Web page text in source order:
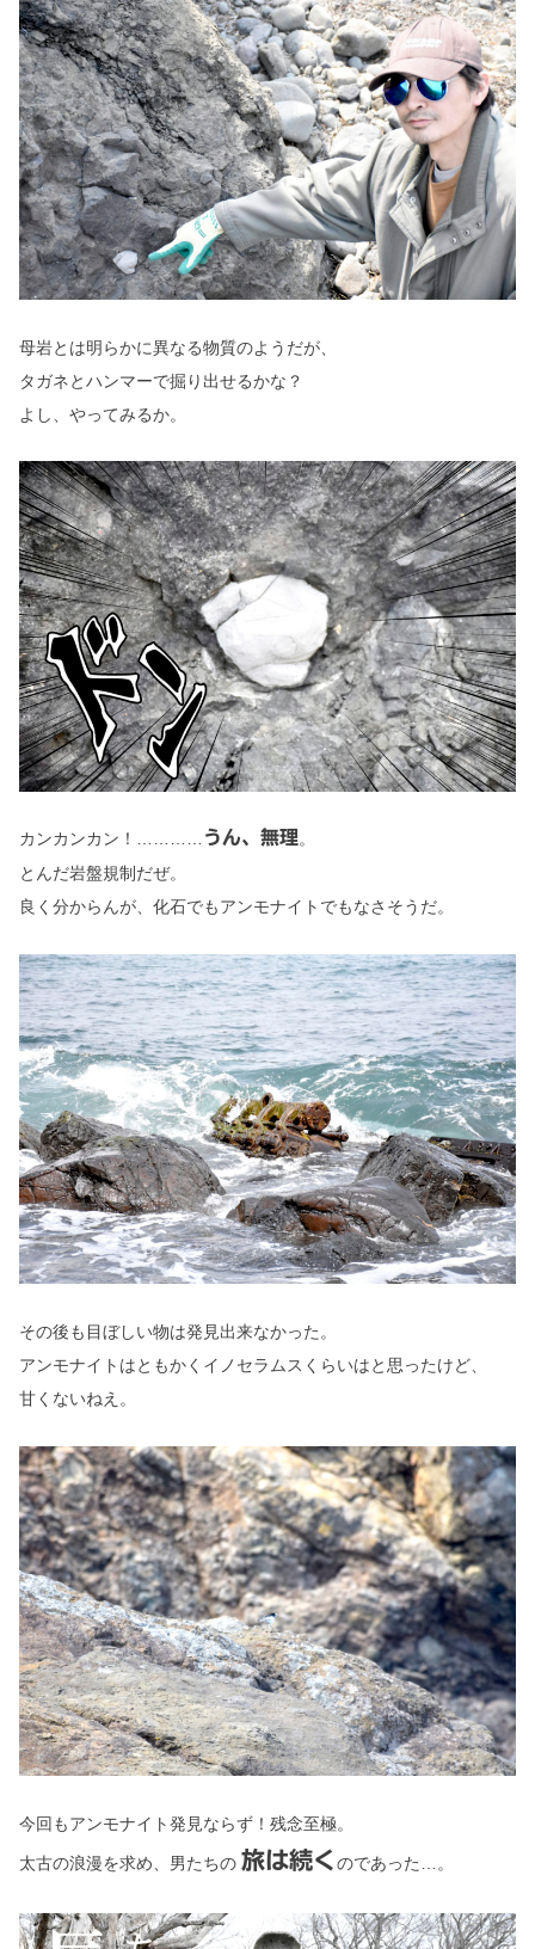
母岩とは明らかに異なる物質のようだが、
タガネとハンマーで掘り出せるかな？
よし、やってみるか。
カンカンカン！………… うん、無理。
とんだ岩盤規制だぜ。
良く分からんが、化石でもアンモナイトでもなさそうだ。
その後も目ぼしい物は発見出来なかった。
アンモナイトはともかくイノセラムスくらいはと思ったけど、
甘くないねえ。
今回もアンモナイト発見ならず！残念至極。
太古の浪漫を求め、男たちの 旅は続くのであった…。